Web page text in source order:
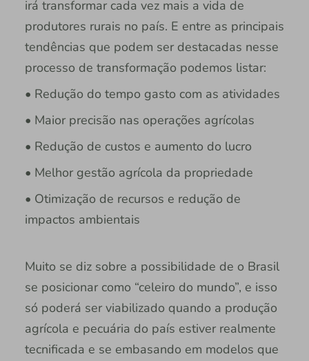
irá transformar cada vez mais a vida de
produtores rurais no país. E entre as principais
tendências que podem ser destacadas nesse
processo de transformação podemos listar:
• Redução do tempo gasto com as atividades
• Maior precisão nas operações agrícolas
• Redução de custos e aumento do lucro
• Melhor gestão agrícola da propriedade
• Otimização de recursos e redução de
impactos ambientais
Muito se diz sobre a possibilidade de o Brasil
se posicionar como “celeiro do mundo”, e isso
só poderá ser viabilizado quando a produção
agrícola e pecuária do país estiver realmente
tecnificada e se embasando em modelos que